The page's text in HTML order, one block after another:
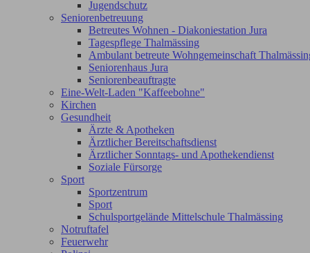
Jugendschutz
Seniorenbetreuung
Betreutes Wohnen - Diakoniestation Jura
Tagespflege Thalmässing
Ambulant betreute Wohngemeinschaft
Seniorenhaus Jura
Seniorenbeauftragte
Eine-Welt-Laden "Kaffeebohne"
Kirchen
Gesundheit
Ärzte & Apotheken
Ärztlicher Bereitschaftsdienst
Ärztlicher Sonntags- und Apothekendienst
Soziale Fürsorge
Sport
Sportzentrum
Sport
Schulsportgelände Mittelschule Thalmässing
Notruftafel
Feuerwehr